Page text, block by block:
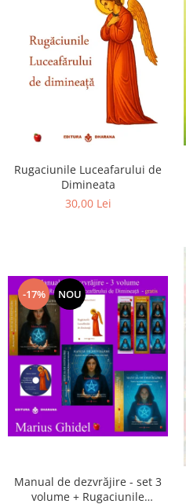
Rugaciunile Luceafarului de
Dimineata
30,00 Lei
-17% NOU
Manual de dezvrăjire - set 3
volume + Rugaciunile